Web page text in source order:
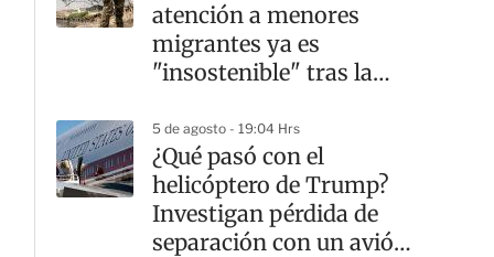
atención a menores
migrantes ya es
"insostenible" tras la
5 de agosto - 19:04 Hrs
¿Qué pasó con el
helicóptero de Trump?
Investigan pérdida de
separación con un avión